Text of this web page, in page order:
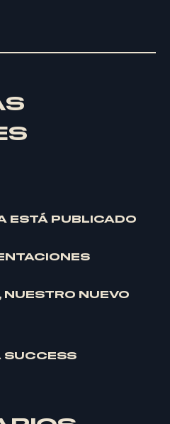
RICO
ESTÁ PUBLICADO
NUESTRO NUEVO
SUCCESS